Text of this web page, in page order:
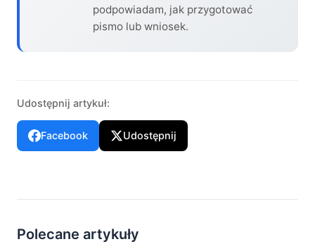
podpowiadam, jak przygotować
pismo lub wniosek.
Udostępnij artykuł:
Facebook Udostępnij
Polecane artykuły